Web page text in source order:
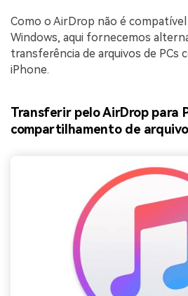
Como o AirDrop não é
Windows, aqui fornecemos
transferência de arquivos de PCs
iPhone.
Transferir pelo AirDrop para
compartilhamento de